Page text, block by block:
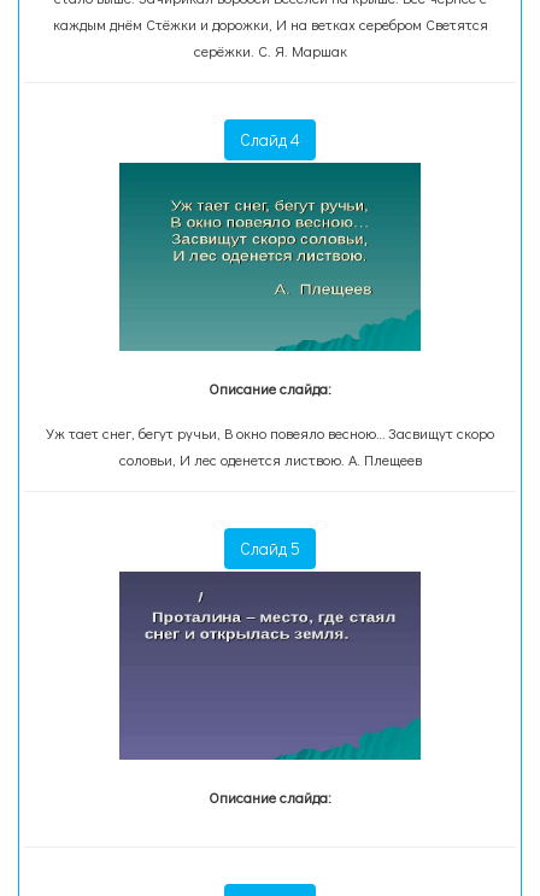
каждым днём Стёжки и дорожки, И на ветках серебром Светятся
серёжки. С. Я. Маршак
Слайд 4
Описание слайда:
Уж тает снег, бегут ручьи, В окно повеяло весною… Засвищут скоро
соловьи, И лес оденется листвою. А. Плещеев
Слайд 5
Описание слайда: